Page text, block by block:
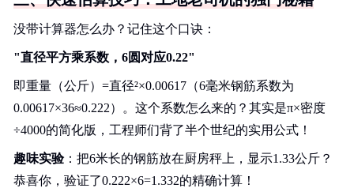
没带计算器怎么办？记住这个口诀：
"直径平方乘系数，6圆对应0.22"
即重量（公斤）=直径²×0.00617（6毫米钢筋系数为
0.00617×36≈0.222）。这个系数怎么来的？其实是π×密度
÷4000的简化版，工程师们背了半个世纪的实用公式！
趣味实验：把6米长的钢筋放在厨房秤上，显示1.33公斤？
恭喜你，验证了0.222×6=1.332的精确计算！